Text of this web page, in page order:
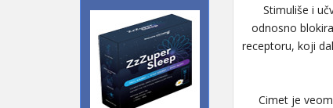
Stimuliše i
odnosno
receptoru, koji
Cimet je